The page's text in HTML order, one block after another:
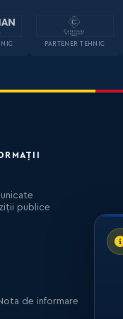
PARTENER TEHNIC
publice
de informare